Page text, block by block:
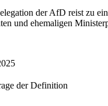
der AfD reist zu
und ehemaligen
der Definition